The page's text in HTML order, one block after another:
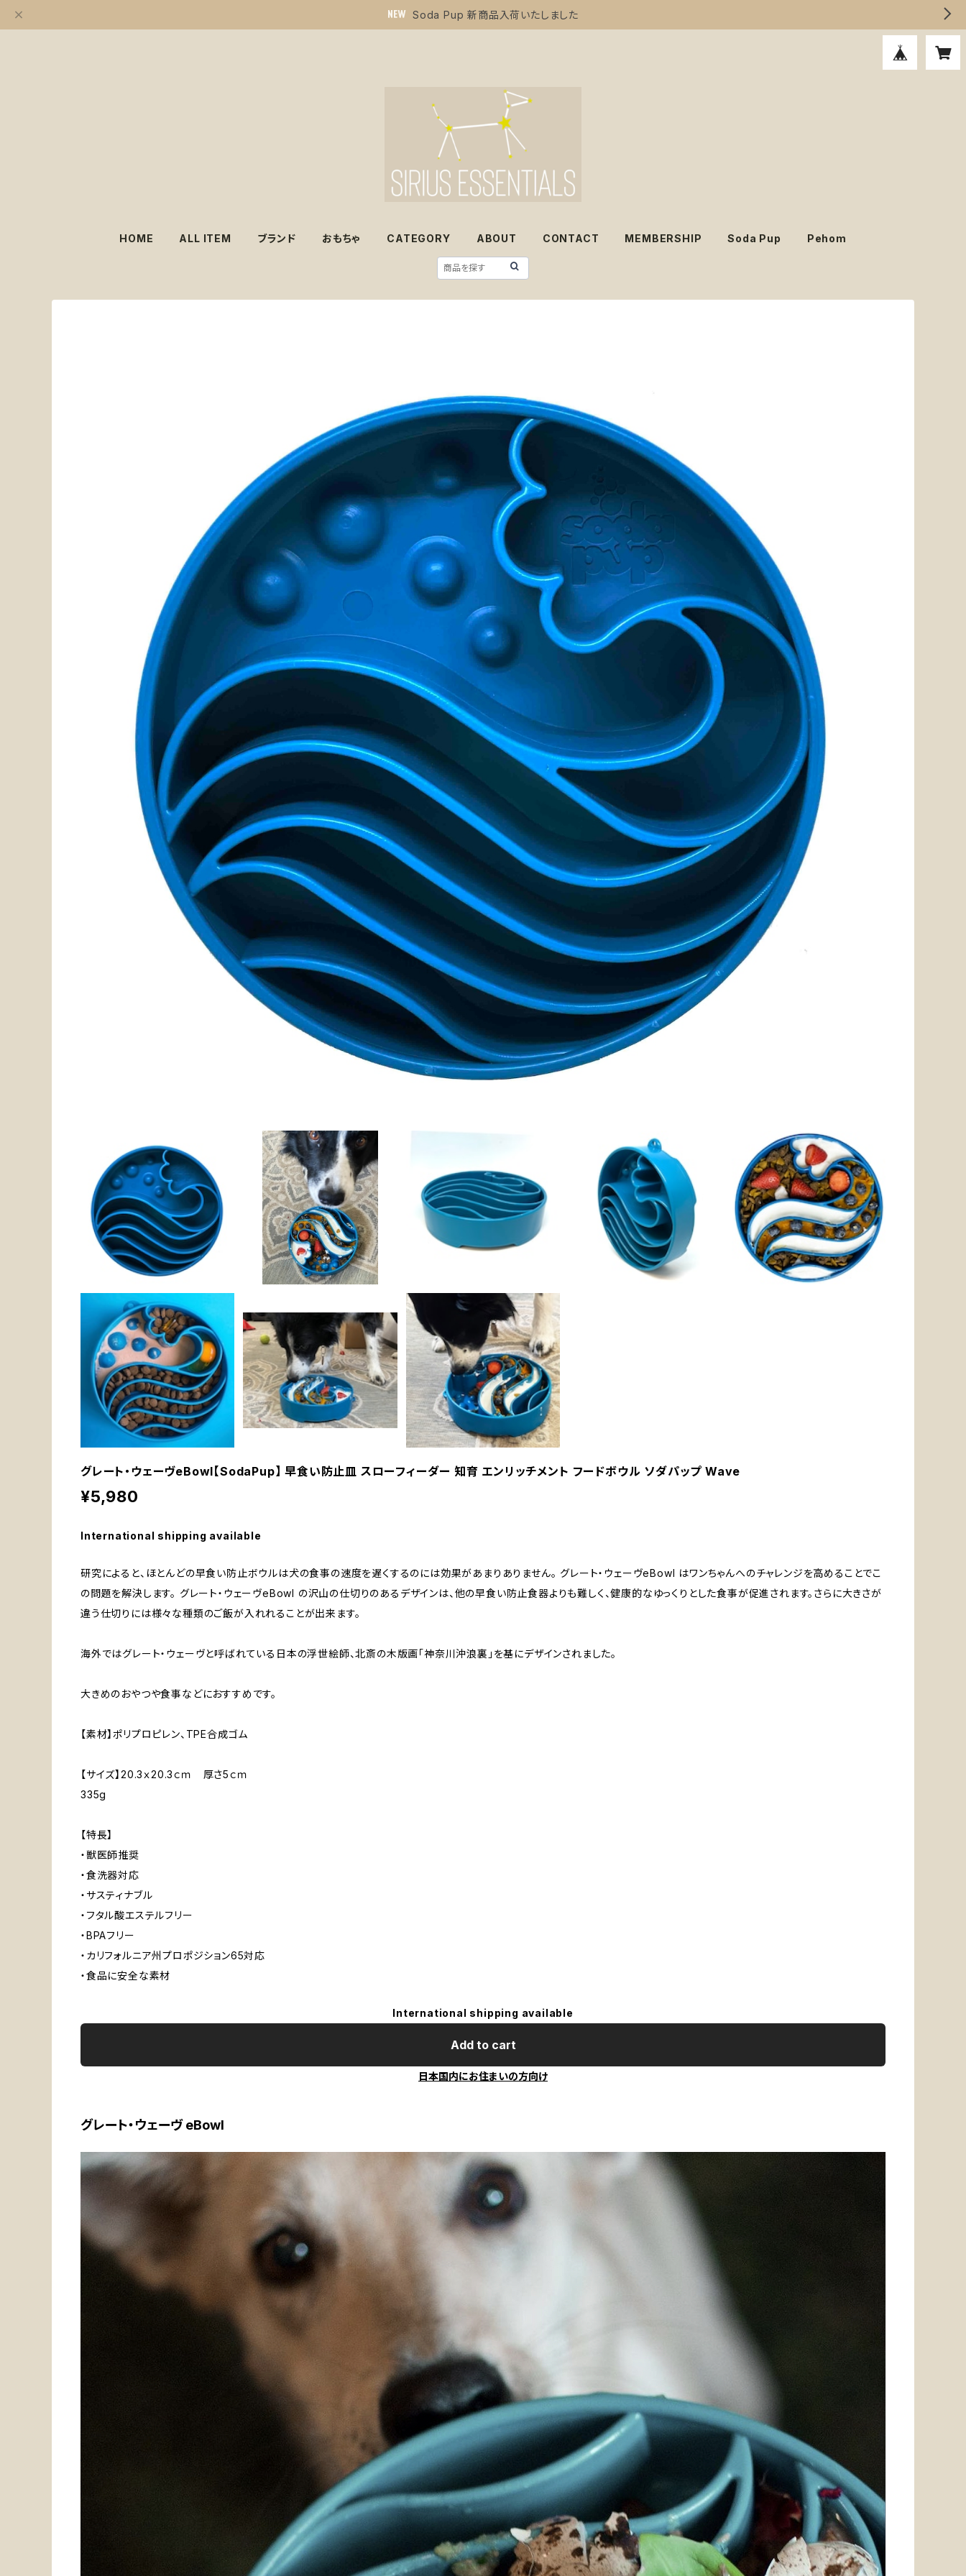
Soda Pup 新商品入荷いたしました
HOME ALL ITEM ブランド おもちゃ CATEGORY ABOUT CONTACT MEMBERSHIP Soda Pup Pehom
グレート・ウェーヴeBowl【SodaPup】 早食い防止皿 スローフィーダー 知育 エンリッチメント フードボウル ソダパップ Wave
¥5,980
International shipping available
研究によると、ほとんどの早食い防止ボウルは犬の食事の速度を遅くするのには効果があまりありません。 グレート・ウェーヴeBowl はワンちゃんへのチャレンジを高めることでこ
の問題を解決します。 グレート・ウェーヴeBowl の沢山の仕切りのあるデザインは、他の早食い防止食器よりも難しく、健康的なゆっくりとした食事が促進されます。さらに大きさが
違う仕切りには様々な種類のご飯が入れれることが出来ます。
海外ではグレート・ウェーヴと呼ばれている日本の浮世絵師、北斎の木版画「神奈川沖浪裏」を基にデザインされました。
大きめのおやつや食事などにおすすめです。
【素材】ポリプロピレン、TPE合成ゴム
【サイズ】20.3ｘ20.3ｃｍ 厚さ5ｃｍ
335g
【特長】
・獣医師推奨
・食洗器対応
・サスティナブル
・フタル酸エステルフリー
・BPAフリー
・カリフォルニア州プロポジション65対応
・食品に安全な素材
International shipping available
Add to cart
日本国内にお住まいの方向け
グレート・ウェーヴ eBowl